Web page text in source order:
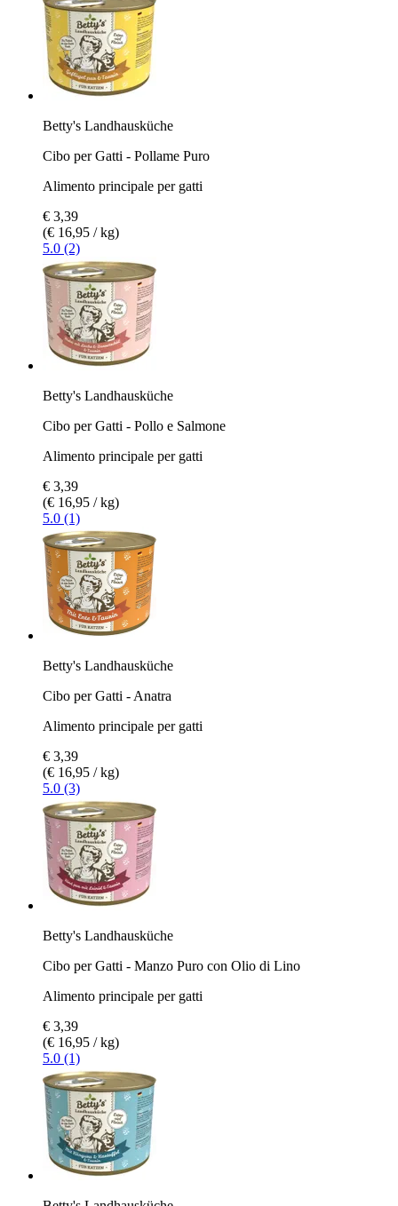
Betty's Landhausküche
Cibo per Gatti - Pollame Puro
Alimento principale per gatti
€ 3,39
(€ 16,95 / kg)
5.0 (2)
Betty's Landhausküche
Cibo per Gatti - Pollo e Salmone
Alimento principale per gatti
€ 3,39
(€ 16,95 / kg)
5.0 (1)
Betty's Landhausküche
Cibo per Gatti - Anatra
Alimento principale per gatti
€ 3,39
(€ 16,95 / kg)
5.0 (3)
Betty's Landhausküche
Cibo per Gatti - Manzo Puro con Olio di Lino
Alimento principale per gatti
€ 3,39
(€ 16,95 / kg)
5.0 (1)